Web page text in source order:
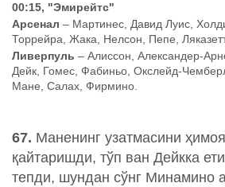
00:15, "Эмирейтс"
Арсенал – Мартинес, Давид Луис,
Торрейра, Жака, Нелсон, Пепе,
Ливерпуль – Алиссон, Александер-
Дейк, Гомес, Фабиньо, Окслейд-
Мане, Салах, Фирмино.
67. Маненинг узатмасини
қайтаришди, тўп ван Дейкка
тепди, шундан сўнг Минамино